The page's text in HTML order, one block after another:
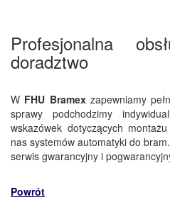
Profesjonalna
doradztwo
W FHU Bramexzapewniamy
sprawy podchodzimy
wskazówek dotyczących
nas systemów automatyki do
serwis gwarancyjny i
Powrót